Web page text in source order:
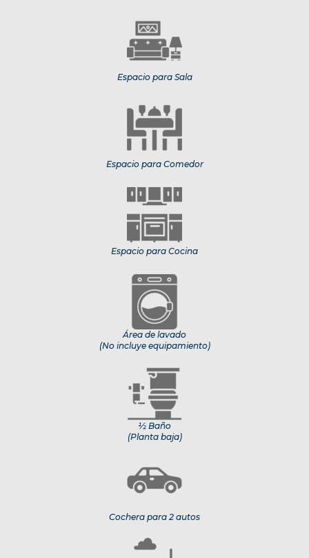
Espacio para Sala
Espacio para Comedor
Espacio para Cocina
Área de lavado
(No incluye equipamiento)
½ Baño
(Planta baja)
Cochera para 2 autos